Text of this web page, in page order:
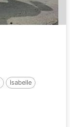
Isabelle